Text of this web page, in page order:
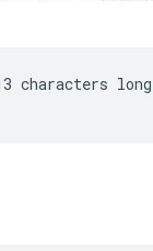
characters